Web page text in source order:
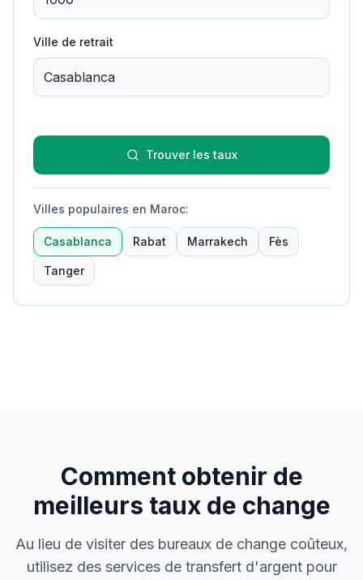
Ville de retrait
Trouver les taux
Villes populaires en Maroc:
Casablanca Rabat Marrakech Fès
Tanger
Comment obtenir de
meilleurs taux de change
Au lieu de visiter des bureaux de change coûteux,
utilisez des services de transfert d'argent pour